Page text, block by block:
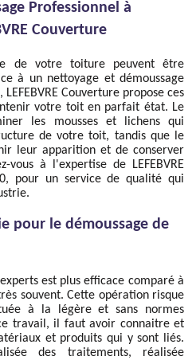
Professionnel à
Couverture
de votre toiture peuvent être
à un nettoyage et démoussage
Couverture propose ces
votre toit en parfait état. Le
les mousses et lichens qui
de votre toit, tandis que le
leur apparition et de conserver
à l'expertise de LEFEBVRE
pour un service de qualité qui
pour le démoussage de
est plus efficace comparé à
souvent. Cette opération risque
à la légère et sans normes
travail, il faut avoir connaitre et
et produits qui y sont liés.
des traitements, réalisée